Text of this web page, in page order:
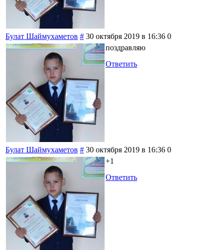
Булат Шаймухаметов # 30 октября 2019 в 16:36 0
поздравляю
Ответить
Булат Шаймухаметов # 30 октября 2019 в 16:36 0
+1
Ответить